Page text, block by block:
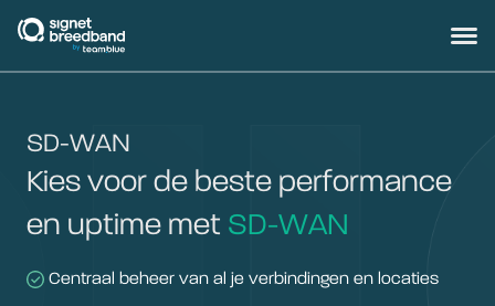
signetbreedband
SD-WAN
Kies voor de beste performance
en uptime met SD-WAN
Centraal beheer van al je verbindingen en locaties